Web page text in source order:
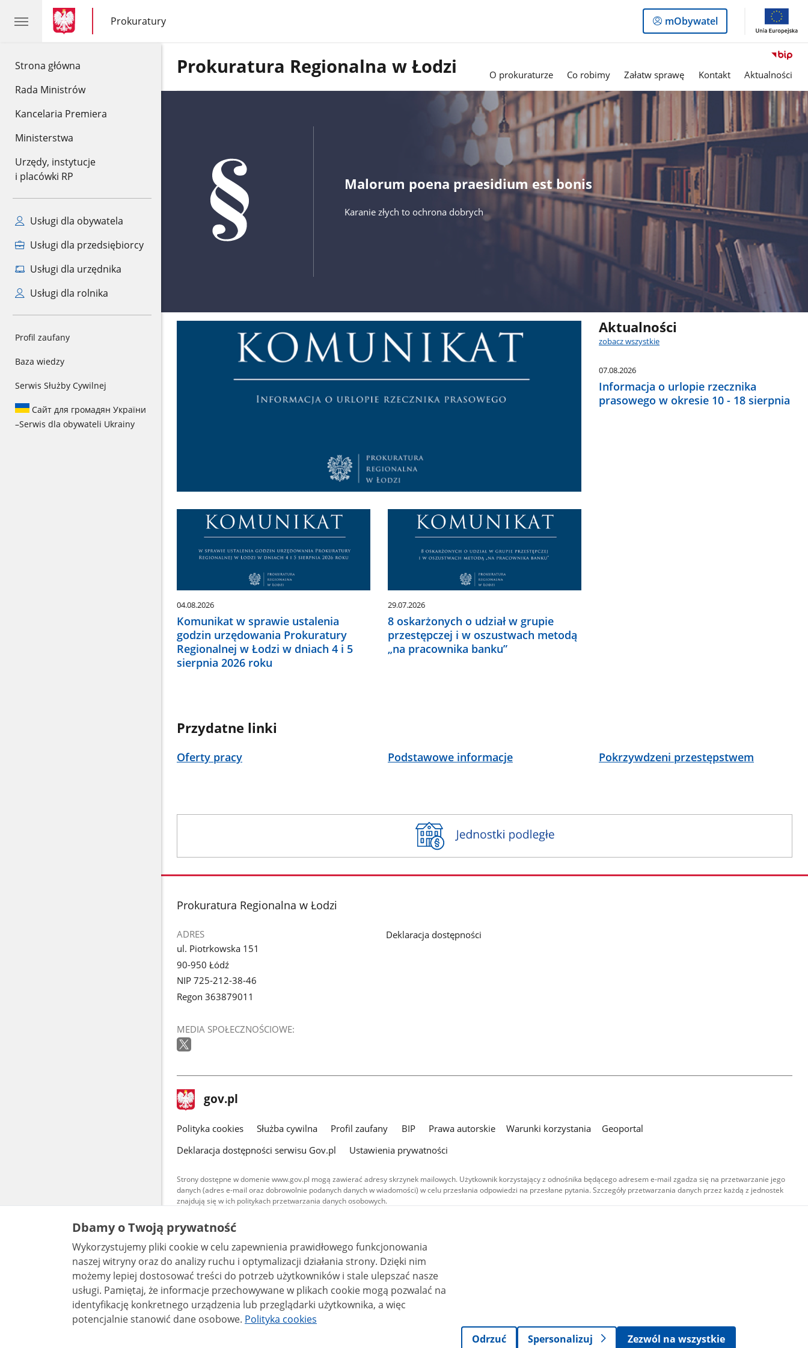
Strona główna
Rada Ministrów
Kancelaria Premiera
Ministerstwa
Urzędy, instytucje
i placówki RP
Usługi dla obywatela
Usługi dla przedsiębiorcy
Usługi dla urzędnika
Usługi dla rolnika
Profil zaufany
Baza wiedzy
Serwis Służby Cywilnej
Сайт для громадян України
–Serwis dla obywateli Ukrainy
gov.pl
gov.pl
Prokuratury
gov.pl
Prokuratury
Logowanie
do
mObywatel
Prokuratura Regionalna w Łodzi O prokuraturze Co robimy Załatw sprawę Kontakt Aktualności
Malorum poena praesidium est bonis
Karanie złych to ochrona dobrych
Aktualności
zobacz wszystkie
07.08.2026
Informacja o urlopie rzecznika
prasowego w okresie 10 - 18 sierpnia
04.08.2026
Komunikat w sprawie ustalenia
godzin urzędowania Prokuratury
Regionalnej w Łodzi w dniach 4 i 5
sierpnia 2026 roku
29.07.2026
8 oskarżonych o udział w grupie
przestępczej i w oszustwach metodą
„na pracownika banku”
Przydatne linki
Oferty pracy Podstawowe informacje Pokrzywdzeni przestępstwem
stopka
Prokuratura Regionalna w Łodzi
ADRES
ul. Piotrkowska 151
90-950 Łódź
NIP 725-212-38-46
Regon 363879011
MEDIA SPOŁECZNOŚCIOWE:
Deklaracja dostępności
stopka
gov.pl Strona
gov.pl
gov.pl
Polityka cookies Służba cywilna Profil zaufany BIP Prawa autorskie Warunki korzystania
Geoportal
Deklaracja dostępności serwisu Gov.pl
Ustawienia prywatności
Strony dostępne w domenie www.gov.pl mogą zawierać adresy skrzynek mailowych. Użytkownik korzystający z odnośnika będącego adresem e-mail zgadza się na przetwarzanie jego
danych (adres e-mail oraz dobrowolnie podanych danych w wiadomości) w celu przesłania odpowiedzi na przesłane pytania. Szczegóły przetwarzania danych przez każdą z jednostek
znajdują się w ich politykach przetwarzania danych osobowych.
Treści tekstowe publikowane w serwisie (z wyłączeniem treści audiowizualnych), są
udostępniane na licencji typu Creative Commons: uznanie autorstwa - na tych samych
warunkach 4.0 (CC BY-SA 4.0). Materiały audiowizualne, w tym zdjęcia, materiały audio i wideo,
są udostępniane na licencji typu Creative Commons: uznanie autorstwa użycie niekomercyjne -
bez utworów zależnych 4.0 (CC BY-NC-ND 4.0), o ile nie jest to stwierdzone inaczej.
Dbamy o Twoją prywatność
Wykorzystujemy pliki cookie w celu zapewnienia prawidłowego funkcjonowania
naszej witryny oraz do analizy ruchu i optymalizacji działania strony. Dzięki nim
możemy lepiej dostosować treści do potrzeb użytkowników i stale ulepszać nasze
usługi. Pamiętaj, że informacje przechowywane w plikach cookie mogą pozwalać na
identyfikację konkretnego urządzenia lub przeglądarki użytkownika, a więc
potencjalnie stanowić dane osobowe. Polityka cookies
Odrzuć
Spersonalizuj Zezwól na wszystkie